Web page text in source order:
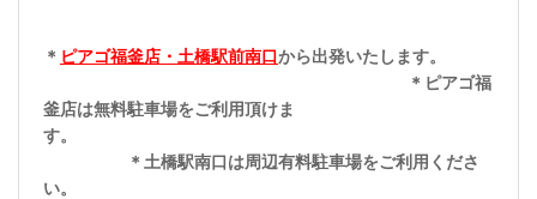
＊ ピアゴ福釜店・土橋駅前南口から出発いたします。
＊ピアゴ福
釜店は無料駐車場をご利用頂けま
す。
＊土橋駅南口は周辺有料駐車場をご利用くださ
い。